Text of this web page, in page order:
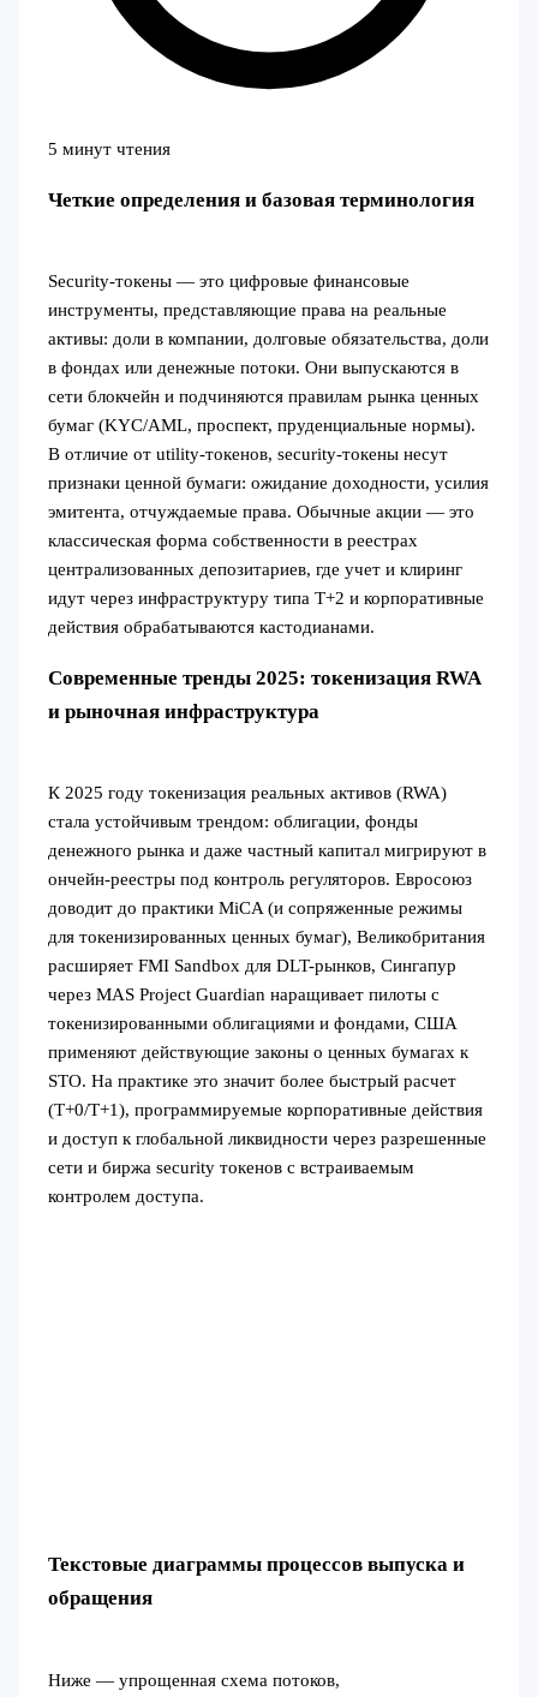
5 минут чтения
Четкие определения и базовая терминология
Security-токены — это цифровые финансовые
инструменты, представляющие права на реальные
активы: доли в компании, долговые обязательства, доли
в фондах или денежные потоки. Они выпускаются в
сети блокчейн и подчиняются правилам рынка ценных
бумаг (KYC/AML, проспект, пруденциальные нормы).
В отличие от utility-токенов, security-токены несут
признаки ценной бумаги: ожидание доходности, усилия
эмитента, отчуждаемые права. Обычные акции — это
классическая форма собственности в реестрах
централизованных депозитариев, где учет и клиринг
идут через инфраструктуру типа Т+2 и корпоративные
действия обрабатываются кастодианами.
Современные тренды 2025: токенизация RWA
и рыночная инфраструктура
К 2025 году токенизация реальных активов (RWA)
стала устойчивым трендом: облигации, фонды
денежного рынка и даже частный капитал мигрируют в
ончейн-реестры под контроль регуляторов. Евросоюз
доводит до практики MiCA (и сопряженные режимы
для токенизированных ценных бумаг), Великобритания
расширяет FMI Sandbox для DLT-рынков, Сингапур
через MAS Project Guardian наращивает пилоты с
токенизированными облигациями и фондами, США
применяют действующие законы о ценных бумагах к
STO. На практике это значит более быстрый расчет
(T+0/T+1), программируемые корпоративные действия
и доступ к глобальной ликвидности через разрешенные
сети и биржа security токенов с встраиваемым
контролем доступа.
Текстовые диаграммы процессов выпуска и
обращения
Ниже — упрощенная схема потоков,